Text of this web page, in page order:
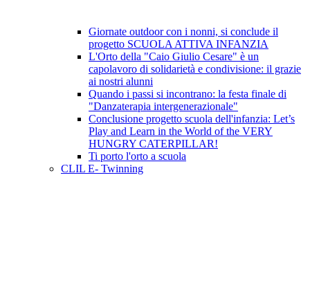
Giornate outdoor con i nonni, si conclude il
progetto SCUOLA ATTIVA INFANZIA
L'Orto della "Caio Giulio Cesare" è un
capolavoro di solidarietà e condivisione: il grazie
ai nostri alunni
Quando i passi si incontrano: la festa finale di
"Danzaterapia intergenerazionale"
Conclusione progetto scuola dell'infanzia: Let’s
Play and Learn in the World of the VERY
HUNGRY CATERPILLAR!
Ti porto l'orto a scuola
CLIL E- Twinning